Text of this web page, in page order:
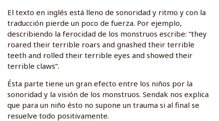
El texto en inglés está lleno de sonoridad y ritmo y con la
traducción pierde un poco de fuerza. Por ejemplo,
describiendo la ferocidad de los monstruos escribe: “they
roared their terrible roars and gnashed their terrible
teeth and rolled their terrible eyes and showed their
terrible claws”.
Ésta parte tiene un gran efecto entre los niños por la
sonoridad y la visión de los monstruos. Sendak nos explica
que para un niño ésto no supone un trauma si al final se
resuelve todo positivamente.